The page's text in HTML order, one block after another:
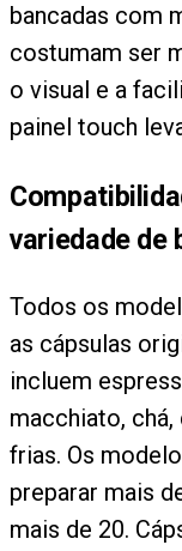
bancadas com
costumam ser
o visual e a
painel touch
variedade de
Todos os
as cápsulas
incluem
macchiato,
frias. Os
preparar mais
mais de 20.